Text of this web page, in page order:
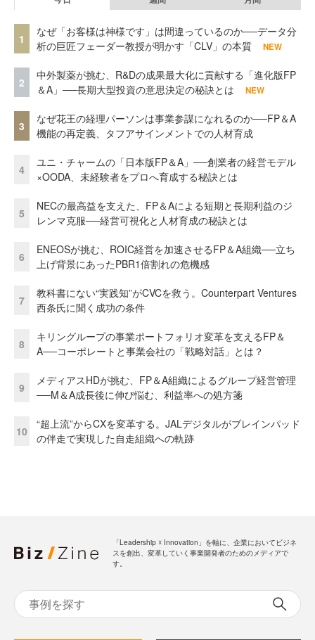
1
なぜ「お客様は神様です」は間違っているのか──データ分
析の巨匠フェーダー教授が明かす「CLV」の本質
NEW
2
中外製薬が挑む、R&Dの成果最大化に貢献する「進化版FP
＆A」──長期大型投資の意思決定の秘訣とは
NEW
3
なぜ花王の経理パーソンは事業参謀になれるのか──FP＆A
機能の再定義、タフアサインメントでの人材育成
4
ユニ・チャームの「日本版FP＆A」──創業者の経営モデル
×OODA、未経験者をプロへ育成する秘訣とは
5
NECの最高益を支えた、FP＆Aによる短期と長期利益のジ
レンマ克服──経営可視化と人材育成の秘訣とは
6
ENEOSが挑む、ROIC経営を加速させるFP＆A組織──立ち
上げ背景にあったPBR1倍割れの危機感
7
教科書にない“実践知”がCVCを救う。Counterpart Ventures
西条氏に聞く成功の条件
8
キリングループの事業ポートフォリオ変革を支えるFP＆
A──コーポレートと事業会社の「戦略対話」とは？
9
メディアスHDが挑む、FP＆A組織によるグループ経営管理
──M＆A成長後に伸び悩む、利益率への処方箋
10
“超上流”からCXを変革する。JALデジタルがブレインパッド
の伴走で実現した自走組織への軌跡
「Leadership ☓ Innovation」を軸に、企業においてビジネ
スを創出、変革していく事業開発者のためのメディアで
す。